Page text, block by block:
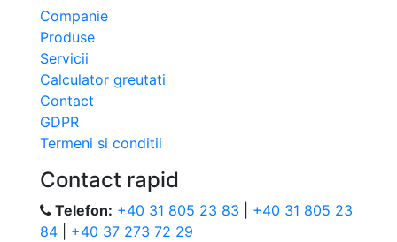
Companie
Produse
Servicii
Calculator greutati
Contact
GDPR
Termeni si conditii
Contact rapid
Telefon: +40 31 805 23 83
+40 31 805 23
84
+40 37 273 72 29